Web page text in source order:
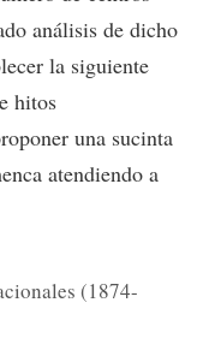
análisis de dicho
la siguiente
hitos
una sucinta
atendiendo a
(1874-